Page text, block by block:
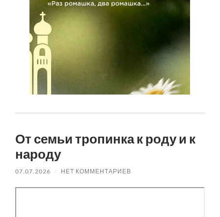
От семьи тропинка к роду и к
народу
07.07.2026 / НЕТ КОММЕНТАРИЕВ